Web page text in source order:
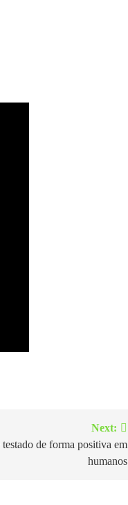
Next:
de forma positiva em
humanos